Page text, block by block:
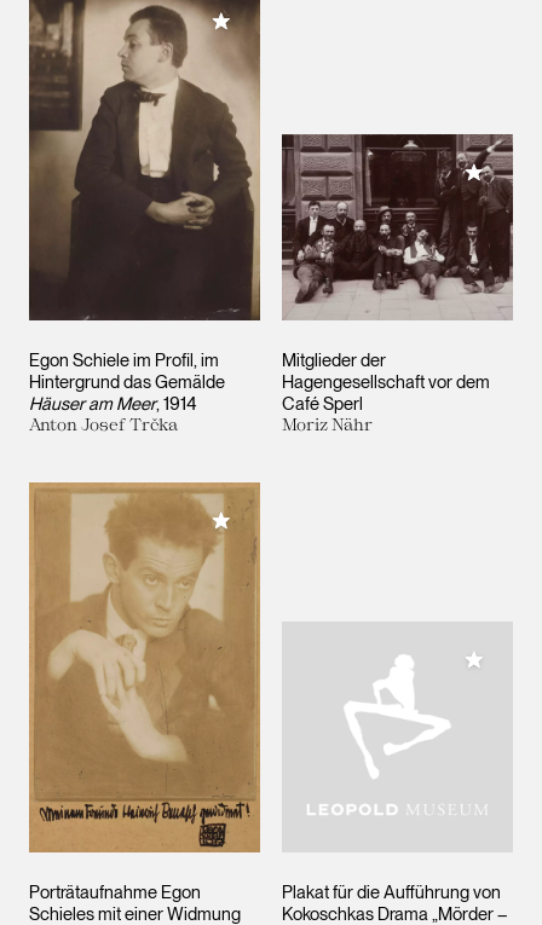
Egon Schiele im Profil, im
Hintergrund das Gemälde
Häuser am Meer, 1914
Anton Josef Trčka
Meiner Sammlung hinzufügen
Mitglieder der
Hagengesellschaft vor dem
Café Sperl
Moriz Nähr
Meiner
Porträtaufnahme Egon
Schieles mit einer Widmung
Meiner Sammlung hinzufügen
Plakat für die Aufführung von
Kokoschkas Drama „Mörder –
Meiner